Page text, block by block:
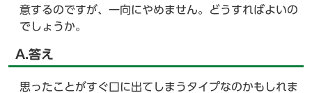
意するのですが、一向にやめません。どうすればよいの
でしょうか。
A.答え
思ったことがすぐ口に出てしまうタイプなのかもしれま